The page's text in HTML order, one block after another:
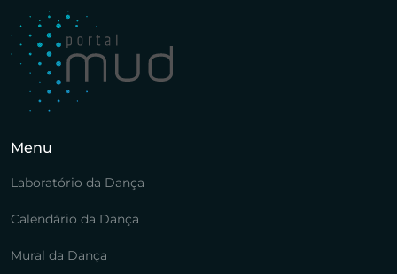
Menu
Laboratório da Dança
Calendário da Dança
Mural da Dança